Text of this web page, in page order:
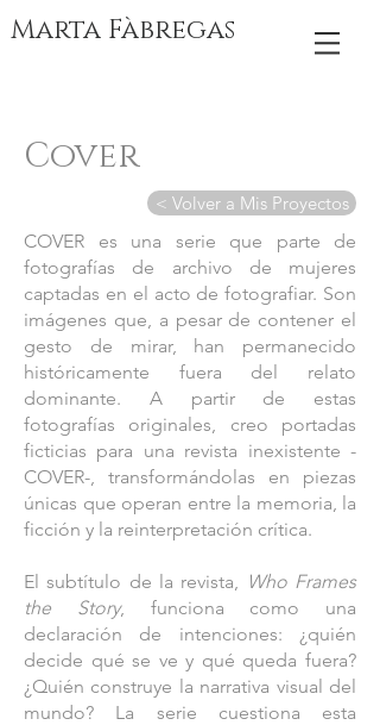
Marta Fàbregas
Cover
< Volver a Mis Proyectos
COVER es una serie que parte de
fotografías de archivo de mujeres
captadas en el acto de fotografiar. Son
imágenes que, a pesar de contener el
gesto de mirar, han permanecido
históricamente fuera del relato
dominante. A partir de estas
fotografías originales, creo portadas
ficticias para una revista inexistente -
COVER-, transformándolas en piezas
únicas que operan entre la memoria, la
ficción y la reinterpretación crítica.
El subtítulo de la revista, Who Frames
the Story, funciona como una
declaración de intenciones: ¿quién
decide qué se ve y qué queda fuera?
¿Quién construye la narrativa visual del
mundo? La serie cuestiona esta